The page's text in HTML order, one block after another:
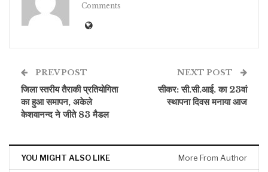
Comments
PREV POST
जिला स्तरीय तैराकी प्रतियोगिता
का हुआ समापन, अकेले
केशवानन्द ने जीते 83 मैडल
NEXT POST
सीकर: सी.सी.आई. का 23वां
स्थापना दिवस मनाया आज
YOU MIGHT ALSO LIKE More From Author